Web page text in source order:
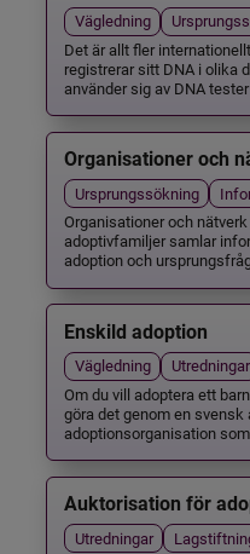
Vägledning
Det är allt fler
registrerar sitt DNA i olika
använder sig av DNA tester
Organisationer och
Ursprungssökning
Organisationer och
adoptivfamiljer samlar
adoption och
Enskild adoption
Vägledning Utredningar
Om du vill adoptera ett
göra det genom en svensk
adoptionsorganisation
Auktorisation för
Utredningar